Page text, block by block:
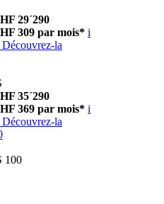
29´290
309 par mois* i
Découvrez-la
35´290
369 par mois* i
Découvrez-la
100